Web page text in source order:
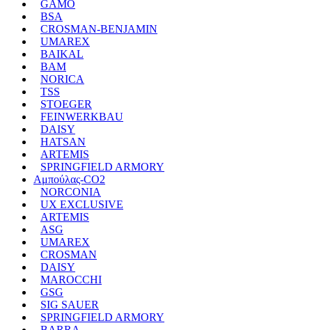
GAMO
BSA
CROSMAN-BENJAMIN
UMAREX
BAIKAL
BAM
NORICA
TSS
STOEGER
FEINWERKBAU
DAISY
HATSAN
ARTEMIS
SPRINGFIELD ARMORY
Αμπούλας-CO2
NORCONIA
UX EXCLUSIVE
ARTEMIS
ASG
UMAREX
CROSMAN
DAISY
MAROCCHI
GSG
SIG SAUER
SPRINGFIELD ARMORY